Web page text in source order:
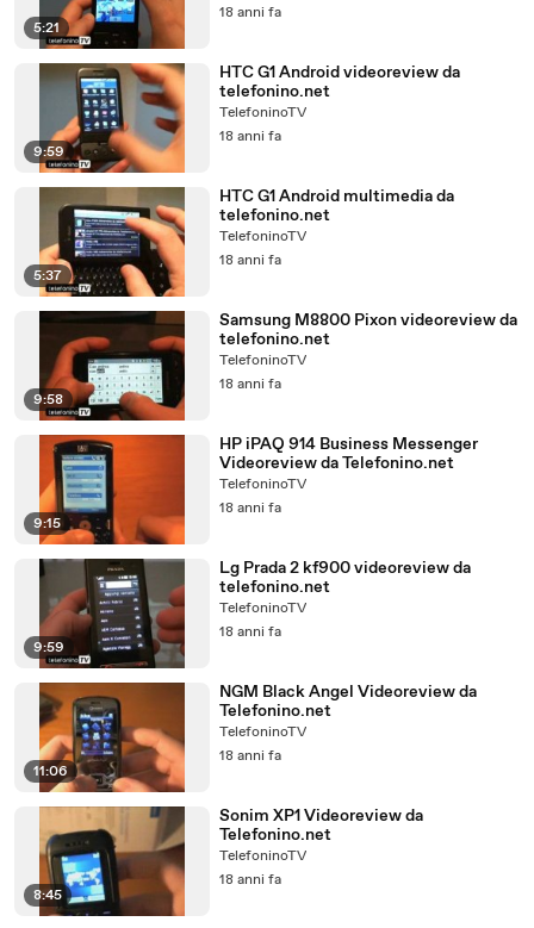
5:21
18 anni fa
9:59
HTC G1 Android videoreview da
telefonino.net
TelefoninoTV
18 anni fa
5:37
HTC G1 Android multimedia da
telefonino.net
TelefoninoTV
18 anni fa
9:58
Samsung M8800 Pixon videoreview da
telefonino.net
TelefoninoTV
18 anni fa
9:15
HP iPAQ 914 Business Messenger
Videoreview da Telefonino.net
TelefoninoTV
18 anni fa
9:59
Lg Prada 2 kf900 videoreview da
telefonino.net
TelefoninoTV
18 anni fa
11:06
NGM Black Angel Videoreview da
Telefonino.net
TelefoninoTV
18 anni fa
8:45
Sonim XP1 Videoreview da
Telefonino.net
TelefoninoTV
18 anni fa